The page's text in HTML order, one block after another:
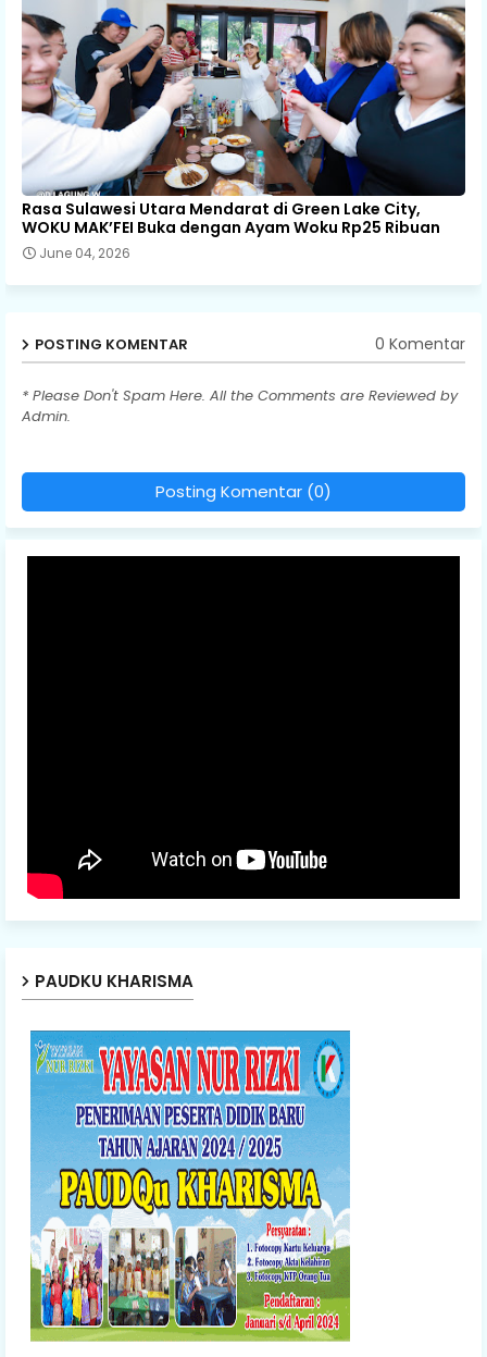
Rasa Sulawesi Utara Mendarat di Green Lake City,
WOKU MAK’FEI Buka dengan Ayam Woku Rp25 Ribuan
June 04, 2026
POSTING KOMENTAR 0 Komentar
* Please Don't Spam Here. All the Comments are Reviewed by
Admin.
Posting Komentar (0)
PAUDKU KHARISMA